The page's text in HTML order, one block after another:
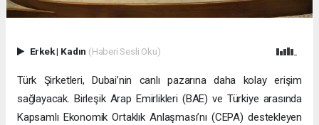
Erkek| Kadın (Haberi Sesli Oku)
Türk Şirketleri, Dubai’nin canlı pazarına daha kolay erişim
sağlayacak. Birleşik Arap Emirlikleri (BAE) ve Türkiye arasında
Kapsamlı Ekonomik Ortaklık Anlaşması’nı (CEPA) destekleyen